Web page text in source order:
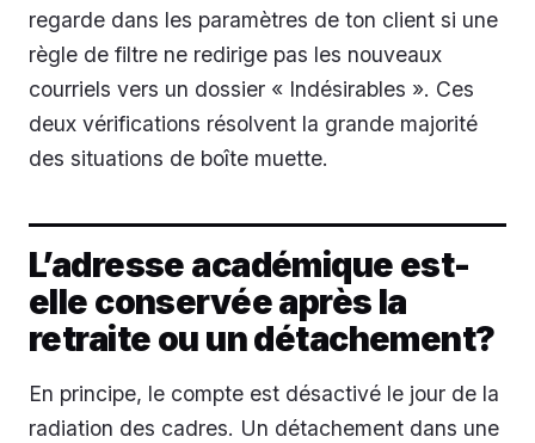
regarde dans les paramètres de ton client si une
règle de filtre ne redirige pas les nouveaux
courriels vers un dossier « Indésirables ». Ces
deux vérifications résolvent la grande majorité
des situations de boîte muette.
L’adresse académique est-
elle conservée après la
retraite ou un détachement?
En principe, le compte est désactivé le jour de la
radiation des cadres. Un détachement dans une